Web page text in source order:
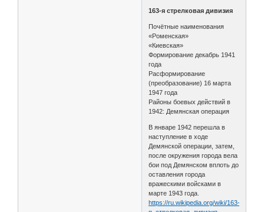
163-я стрелковая дивизия
Почётные наименования
«Роменская»
«Киевская»
Формирование декабрь 1941
года
Расформирование
(преобразование) 16 марта
1947 года
Районы боевых действий в
1942: Демянская операция
В январе 1942 перешла в
наступление в ходе
Демянской операции, затем,
после окружения города вела
бои под Демянском вплоть до
оставления города
вражескими войсками в
марте 1943 года.
https://ru.wikipedia.org/wiki/163-